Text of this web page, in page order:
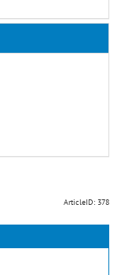
ArticleID: 378